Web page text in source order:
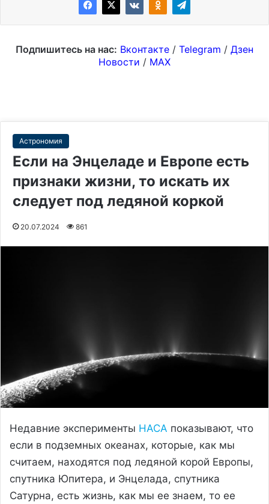
Подпишитесь на нас: Вконтакте / Telegram / Дзен
Новости / MAX